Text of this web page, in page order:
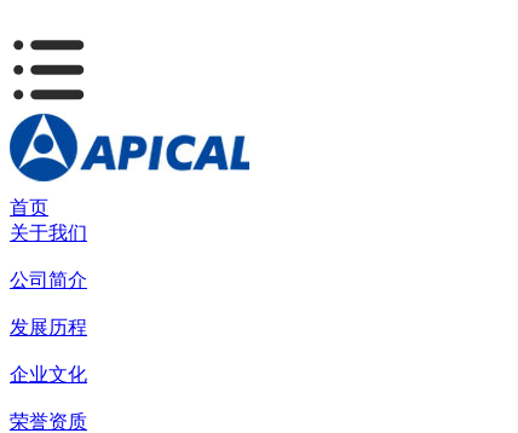
首页
关于我们
公司简介
发展历程
企业文化
荣誉资质